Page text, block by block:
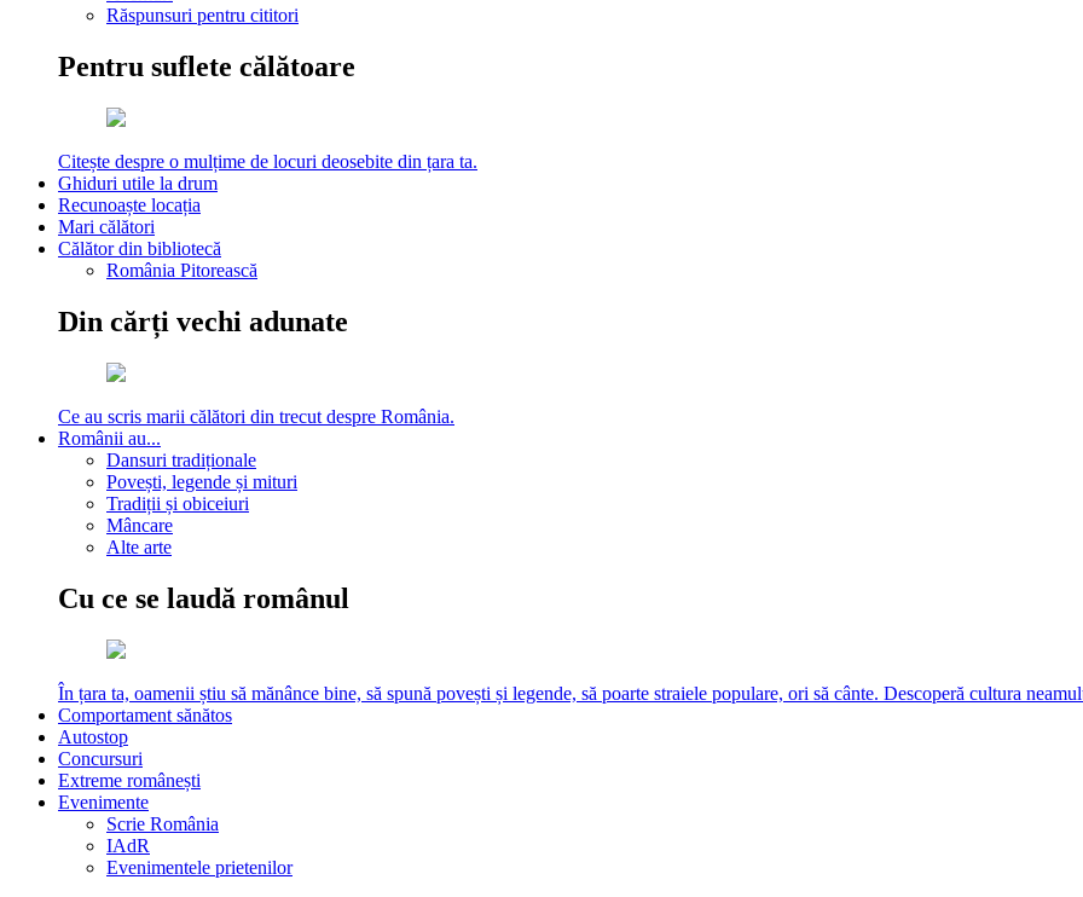
Răspunsuri pentru cititori
Pentru suflete călătoare
Citește despre o mulțime de locuri deosebite din țara ta.
Ghiduri utile la drum
Recunoaște locația
Mari călători
Călător din bibliotecă
România Pitorească
Din cărți vechi adunate
Ce au scris marii călători din trecut despre România.
Românii au...
Dansuri tradiționale
Povești, legende și mituri
Tradiții și obiceiuri
Mâncare
Alte arte
Cu ce se laudă românul
În țara ta, oamenii știu să mănânce bine, să spună povești și legende, să poarte straiele populare, ori să cânte. Descoperă cultura
Comportament sănătos
Autostop
Concursuri
Extreme românești
Evenimente
Scrie România
IAdR
Evenimentele prietenilor